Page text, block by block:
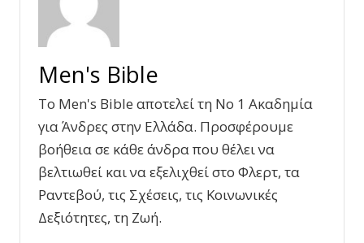
Men's Bible
Το Men's Bible αποτελεί τη Νο 1 Ακαδημία
για Άνδρες στην Ελλάδα. Προσφέρουμε
βοήθεια σε κάθε άνδρα που θέλει να
βελτιωθεί και να εξελιχθεί στο Φλερτ, τα
Ραντεβού, τις Σχέσεις, τις Κοινωνικές
Δεξιότητες, τη Ζωή.